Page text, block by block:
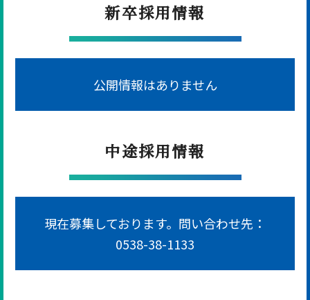
新卒採用情報
公開情報はありません
中途採用情報
現在募集しております。問い合わせ先：
0538-38-1133